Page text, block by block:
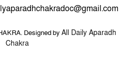
Designed by All Daily Aparadh
Chakra